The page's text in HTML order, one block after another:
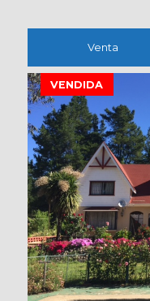
Venta
VENDIDA